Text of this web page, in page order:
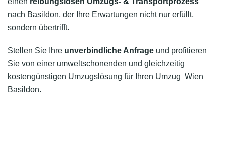
nach Basildon, der Ihre Erwartungen nicht nur erfüllt,
sondern übertrifft.
Stellen Sie Ihre unverbindliche Anfrage und profitieren
Sie von einer umweltschonenden und gleichzeitig
kostengünstigen Umzugslösung für Ihren Umzug Wien
Basildon.